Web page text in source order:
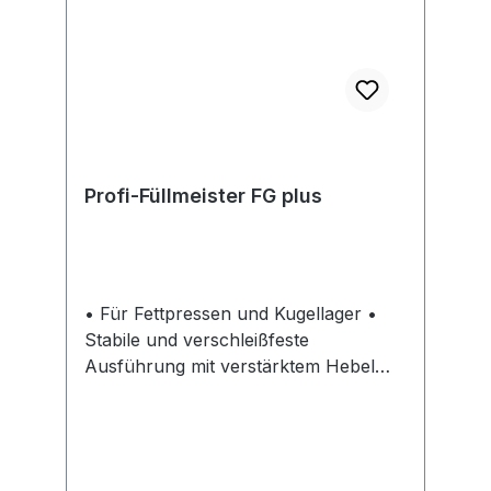
Profi-Füllmeister FG plus
• Für Fettpressen und Kugellager •
Stabile und verschleißfeste
Ausführung mit verstärktem Hebel